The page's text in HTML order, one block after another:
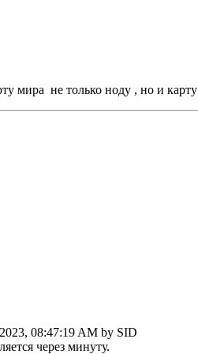
мира не только ноду , но и
08:47:19 AM by SID
через минуту.